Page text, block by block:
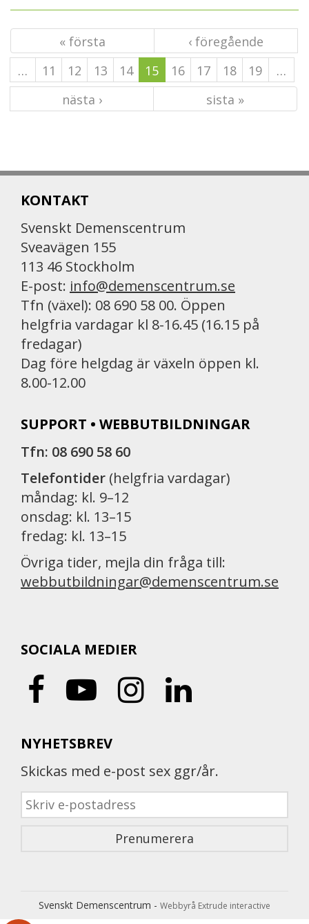
« första
‹ föregående
…
11 12 13 14 15 16 17 18 19
…
nästa ›
sista »
KONTAKT
Svenskt Demenscentrum
Sveavägen 155
113 46 Stockholm
E-post: info@demenscentrum.se
Tfn (växel): 08 690 58 00. Öppen
helgfria vardagar kl 8-16.45 (16.15 på
fredagar)
Dag före helgdag är växeln öppen kl.
8.00-12.00
SUPPORT • WEBBUTBILDNINGAR
Tfn: 08 690 58 60
Telefontider (helgfria vardagar)
måndag: kl. 9–12
onsdag: kl. 13–15
fredag: kl. 13–15
Övriga tider, mejla din fråga till:
webbutbildningar@demenscentrum.se
SOCIALA MEDIER
NYHETSBREV
Skickas med e-post sex ggr/år.
Svenskt Demenscentrum - Webbyrå Extrude interactive